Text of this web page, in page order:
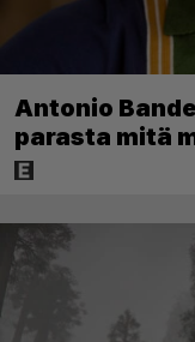
Antonio
parasta mitä